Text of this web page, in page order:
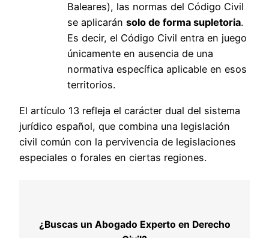
Baleares), las normas del Código Civil
se aplicarán solo de forma supletoria.
Es decir, el Código Civil entra en juego
únicamente en ausencia de una
normativa específica aplicable en esos
territorios.
El artículo 13 refleja el carácter dual del sistema
jurídico español, que combina una legislación
civil común con la pervivencia de legislaciones
especiales o forales en ciertas regiones.
¿Buscas un Abogado Experto en Derecho